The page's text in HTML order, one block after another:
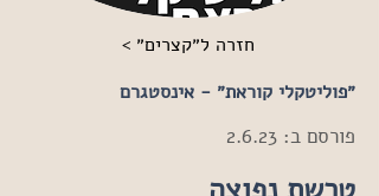
< חזרה ל״קצרים״
״פוליטקלי קוראת״ - אינסטגרם
פורסם ב: 2.6.23